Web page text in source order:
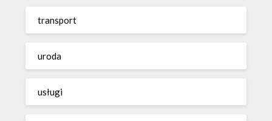
transport
uroda
usługi